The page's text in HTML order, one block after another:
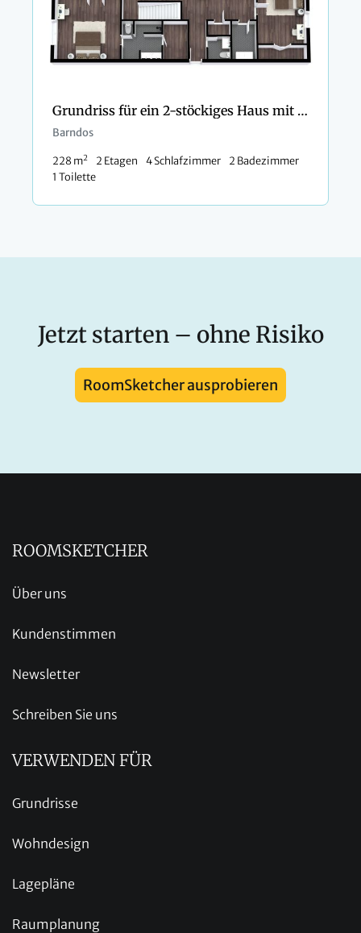
Grundriss für ein 2-stöckiges Haus mit 4 Schlafzimmern und Doppelgarage
Barndos
228 m2 2 Etagen 4 Schlafzimmer
2 Badezimmer
1 Toilette
Jetzt starten – ohne Risiko
RoomSketcher ausprobieren
ROOMSKETCHER
Über uns
Kundenstimmen
Newsletter
Schreiben Sie uns
VERWENDEN FÜR
Grundrisse
Wohndesign
Lagepläne
Raumplanung